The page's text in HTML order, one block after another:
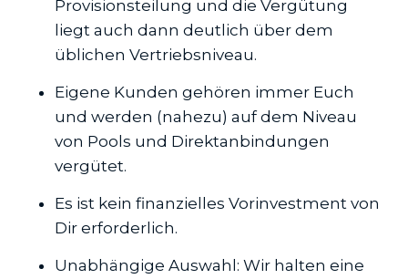
Provisionsteilung und die Vergütung
liegt auch dann deutlich über dem
üblichen Vertriebsniveau.
Eigene Kunden gehören immer Euch
und werden (nahezu) auf dem Niveau
von Pools und Direktanbindungen
vergütet.
Es ist kein finanzielles Vorinvestment von
Dir erforderlich.
Unabhängige Auswahl: Wir halten eine